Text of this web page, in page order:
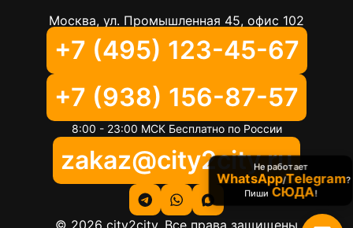
Москва, ул. Промышленная 45, офис 102
+7 (495) 123-45-67
+7 (938) 156-87-57
8:00 - 23:00 МСК Бесплатно по России
zakaz@city2city.ru
© 2026 city2city. Все права защищены
Не работает
WhatsApp/Telegram?
Пиши СЮДА!